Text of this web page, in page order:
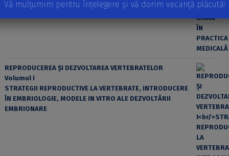
REPRODUCEREA ȘI DEZVOLTAREA VERTEBRATELOR
Volumul I
STRATEGII REPRODUCTIVE LA VERTEBRATE, INTRODUCERE
ÎN EMBRIOLOGIE, MODELE IN VITRO ALE DEZVOLTĂRII
EMBRIONARE
Vă mulțumim pentru înțelegere și vă dorim vacanță plăcută!